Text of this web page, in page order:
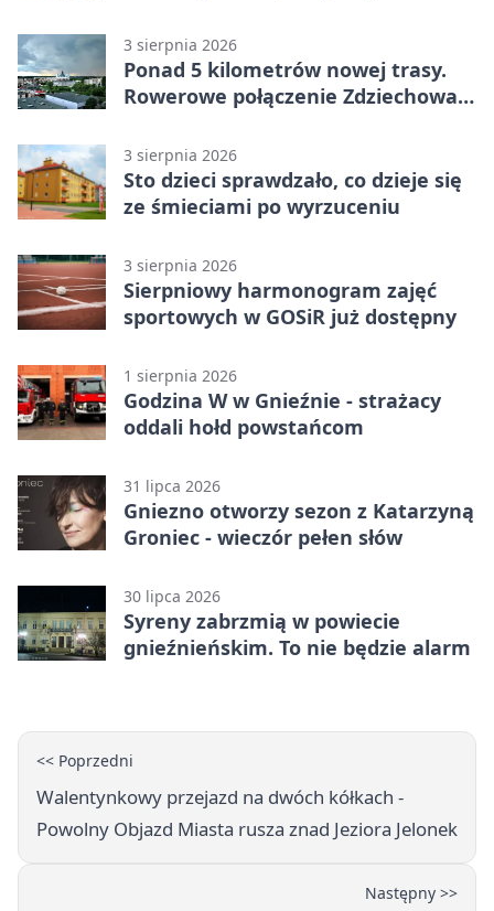
3 sierpnia 2026
Ponad 5 kilometrów nowej trasy.
Rowerowe połączenie Zdziechowa z
3 sierpnia 2026
Sto dzieci sprawdzało, co dzieje się
ze śmieciami po wyrzuceniu
3 sierpnia 2026
Sierpniowy harmonogram zajęć
sportowych w GOSiR już dostępny
1 sierpnia 2026
Godzina W w Gnieźnie - strażacy
oddali hołd powstańcom
31 lipca 2026
Gniezno otworzy sezon z Katarzyną
Groniec - wieczór pełen słów
30 lipca 2026
Syreny zabrzmią w powiecie
gnieźnieńskim. To nie będzie alarm
<< Poprzedni
Walentynkowy przejazd na dwóch kółkach -
Powolny Objazd Miasta rusza znad Jeziora Jelonek
Następny >>